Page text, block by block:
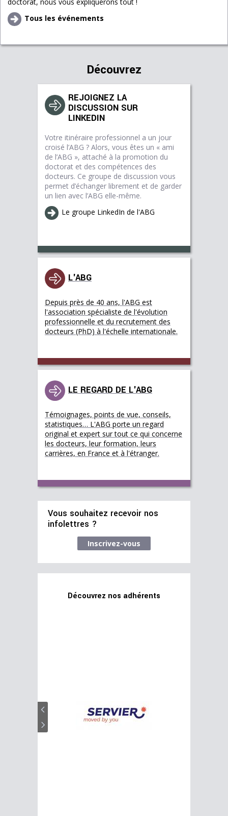
Tous les événements
Découvrez
REJOIGNEZ LA
DISCUSSION SUR
LINKEDIN
Votre itinéraire professionnel a un jour
croisé l’ABG ? Alors, vous êtes un « ami
de l’ABG », attaché à la promotion du
doctorat et des compétences des
docteurs. Ce groupe de discussion vous
permet d’échanger librement et de garder
un lien avec l’ABG elle-même.
Le groupe LinkedIn de l'ABG
L'ABG
Depuis près de 40 ans, l'ABG est
l'association spécialiste de l'évolution
professionnelle et du recrutement des
docteurs (PhD) à l'échelle internationale.
LE REGARD DE L'ABG
Témoignages, points de vue, conseils,
statistiques… L'ABG porte un regard
original et expert sur tout ce qui concerne
les docteurs, leur formation, leurs
carrières, en France et à l'étranger.
Vous souhaitez recevoir nos
infolettres ?
Inscrivez-vous
Découvrez nos adhérents